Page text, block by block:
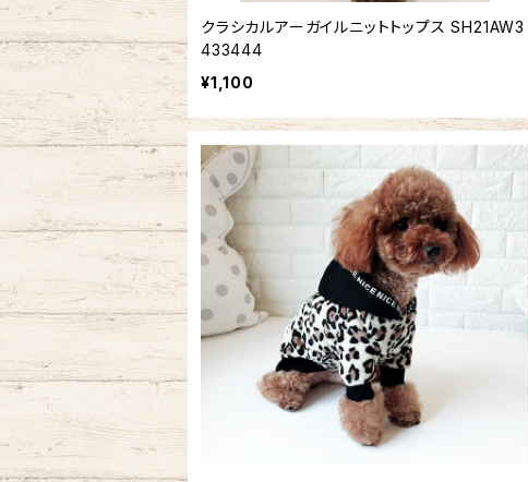
クラシカルアーガイルニットトップス SH21AW3
433444
¥1,100